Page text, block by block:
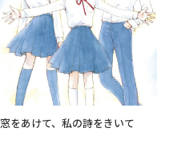
窓をあけて、私の詩をきいて